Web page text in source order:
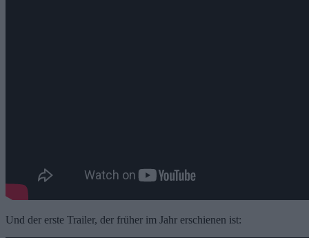
Und der erste Trailer, der früher im Jahr erschienen ist: